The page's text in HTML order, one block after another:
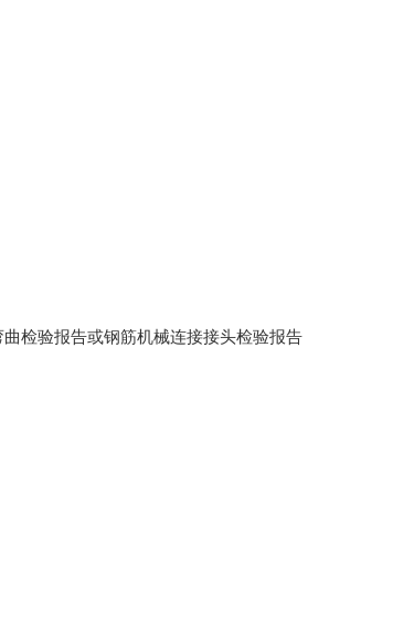
检验报告或钢筋机械连接接头检验报告